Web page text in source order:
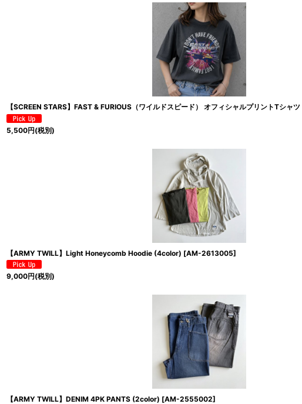
【SCREEN STARS】FAST & FURIOUS（ワイルドスピード） オフィシャルプリントTシャツ
5,500円(税別)
【ARMY TWILL】Light Honeycomb Hoodie (4color) [AM-2613005]
9,000円(税別)
【ARMY TWILL】DENIM 4PK PANTS (2color) [AM-2555002]